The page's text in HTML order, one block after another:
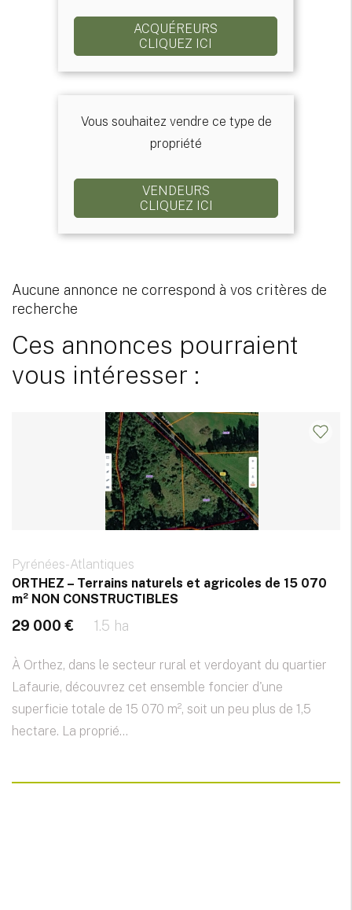
ACQUÉREURS
CLIQUEZ ICI
Vous souhaitez vendre ce type de
propriété
VENDEURS
CLIQUEZ ICI
Aucune annonce ne correspond à vos critères de
recherche
Ces annonces pourraient
vous intéresser :
Pyrénées-Atlantiques
ORTHEZ – Terrains naturels et agricoles de 15 070
m² NON CONSTRUCTIBLES
29 000 € 1.5 ha
À Orthez, dans le secteur rural et verdoyant du quartier
Lafaurie, découvrez cet ensemble foncier d'une
superficie totale de 15 070 m², soit un peu plus de 1,5
hectare. La proprié...